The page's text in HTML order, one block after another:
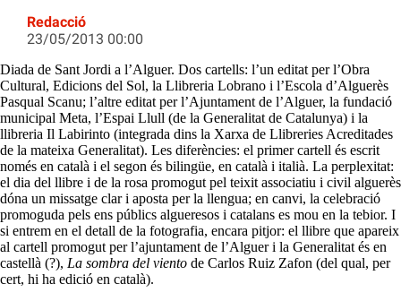
Redacció
23/05/2013 00:00
Diada de Sant Jordi a l’Alguer. Dos cartells: l’un editat per l’Obra
Cultural, Edicions del Sol, la Llibreria Lobrano i l’Escola d’Alguerès
Pasqual Scanu; l’altre editat per l’Ajuntament de l’Alguer, la fundació
municipal Meta, l’Espai Llull (de la Generalitat de Catalunya) i la
llibreria Il Labirinto (integrada dins la Xarxa de Llibreries Acreditades
de la mateixa Generalitat). Les diferències: el primer cartell és escrit
només en català i el segon és bilingüe, en català i italià. La perplexitat:
el dia del llibre i de la rosa promogut pel teixit associatiu i civil alguerès
dóna un missatge clar i aposta per la llengua; en canvi, la celebració
promoguda pels ens públics algueresos i catalans es mou en la tebior. I
si entrem en el detall de la fotografia, encara pitjor: el llibre que apareix
al cartell promogut per l’ajuntament de l’Alguer i la Generalitat és en
castellà (?), La sombra del viento de Carlos Ruiz Zafon (del qual, per
cert, hi ha edició en català).